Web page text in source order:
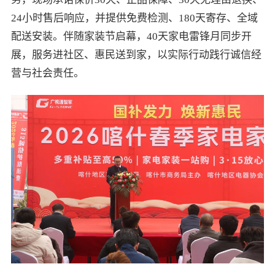
24小时售后响应，并提供免费检测、180天寄存、全域
配送安装。伴随家装节启幕，40天家电雷锋月同步开
展，服务进社区、惠民送到家，以实际行动践行诚信经
营与社会责任。